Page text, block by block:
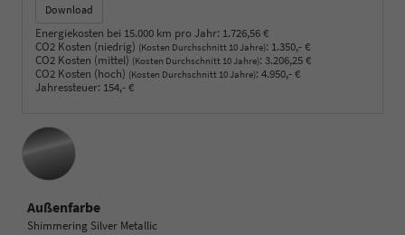
Download
Energiekosten bei 15.000 km pro Jahr: 1.726,56 €
CO2 Kosten (niedrig) (Kosten Durchschnitt 10 Jahre): 1.350,- €
CO2 Kosten (mittel) (Kosten Durchschnitt 10 Jahre): 3.206,25 €
CO2 Kosten (hoch) (Kosten Durchschnitt 10 Jahre): 4.950,- €
Jahressteuer: 154,- €
Außenfarbe
Shimmering Silver Metallic